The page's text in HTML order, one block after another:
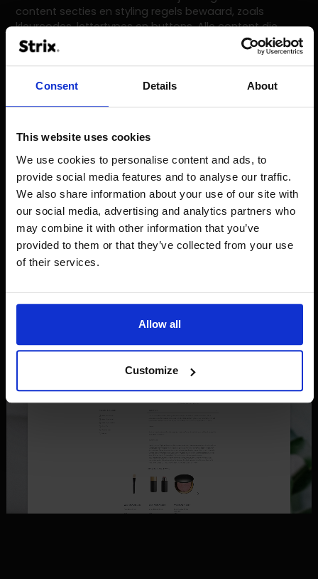
Consent Details About
This website uses cookies
We use cookies to personalise content and ads, to
provide social media features and to analyse our traffic.
We also share information about your use of our site with
our social media, advertising and analytics partners who
may combine it with other information that you’ve
provided to them or that they’ve collected from your use
of their services.
Allow all
Customize
content secties en styling regels bewaard, zoals
kleurcodes, lettertypes en buttons. Alle content die
wordt toegevoegd aan de webshop neemt
automatisch data over uit de tool. Hierdoor kan Skins
zonder risico op inconsistentie. De tool geeft meer
Een sterke fundering,
klaar voor de toekomst
Met de nieuwe webshop is een ijzersterke fundering
gelegd voor de toekomst. Verdere doorontwikkeling en
het toevoegen van nieuwe functionaliteiten staan
alweer gepland. Robin Bosschaert, e-commerce
manager Skins over de samenwerking:
De migratie
naar Shopware 6 in samenwerking met Strix is
deadlines, denkt mee in oplossingen en heeft veel